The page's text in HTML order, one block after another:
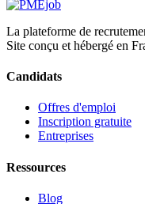
La plateforme de
Site conçu et hébergé en
Candidats
Offres d'emploi
Inscription gratuite
Entreprises
Ressources
Blog